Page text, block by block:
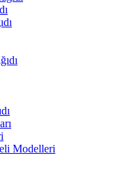
Modelleri